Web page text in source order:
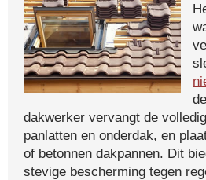
dakwerker vervangt de
panlatten en onderdak, en
of betonnen dakpannen. Dit
stevige bescherming tegen